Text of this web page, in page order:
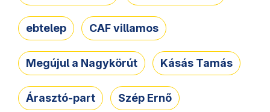
ebtelep CAF villamos
Megújul a Nagykörút Kásás Tamás
Árasztó-part Szép Ernő